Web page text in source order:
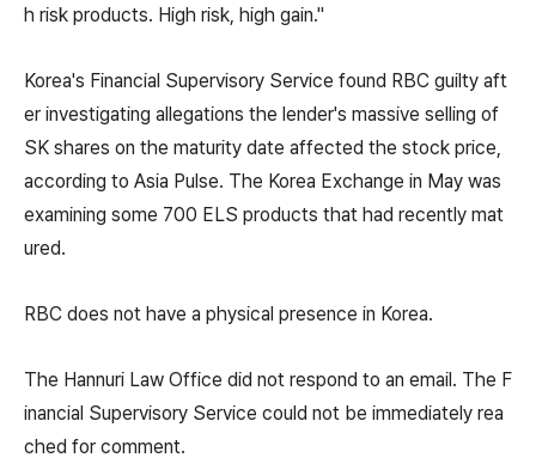
h risk products. High risk, high gain."
Korea's Financial Supervisory Service found RBC guilty aft
er investigating allegations the lender's massive selling of
SK shares on the maturity date affected the stock price,
according to Asia Pulse. The Korea Exchange in May was
examining some 700 ELS products that had recently mat
ured.
RBC does not have a physical presence in Korea.
The Hannuri Law Office did not respond to an email. The F
inancial Supervisory Service could not be immediately rea
ched for comment.